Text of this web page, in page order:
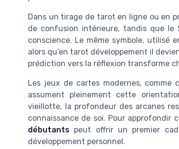
Dans un tirage de tarot en ligne ou en
de confusion intérieure, tandis que le
conscience. Le même symbole, utilisé
alors qu’en tarot développement il
prédiction vers la réflexion transforme
Les jeux de cartes modernes, comme
assument pleinement cette
vieillotte, la profondeur des arcanes
connaissance de soi. Pour approfondir
débutants peut offrir un premier
développement personnel.